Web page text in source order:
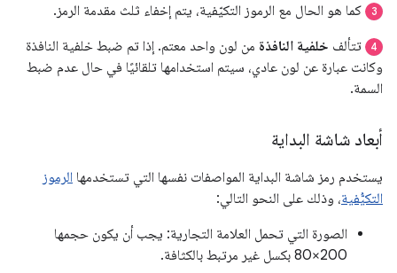
3 كما هو الحال مع الرموز التكيّفية، يتم إخفاء ثلث مقدمة الرمز.
4 تتألف خلفية النافذة من لون واحد معتم. إذا تم ضبط خلفية النافذة
وكانت عبارة عن لون عادي، سيتم استخدامها تلقائيًا في حال عدم ضبط
السمة.
أبعاد شاشة البداية
يستخدم رمز شاشة البداية المواصفات نفسها التي تستخدمها الرموز
التكيُّفية، وذلك على النحو التالي:
الصورة التي تحمل العلامة التجارية: يجب أن يكون حجمها
200×80 بكسل غير مرتبط بالكثافة.